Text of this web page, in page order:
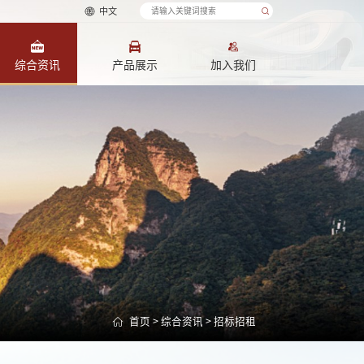
中文
综合资讯 产品展示 加入我们
首页 > 综合资讯> 招标招租